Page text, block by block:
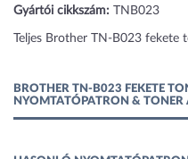
Gyártói cikkszám: TNB023
Teljes Brother TN-B023 fekete
BROTHER TN-B023 FEKETE
NYOMTATÓPATRON & TONER